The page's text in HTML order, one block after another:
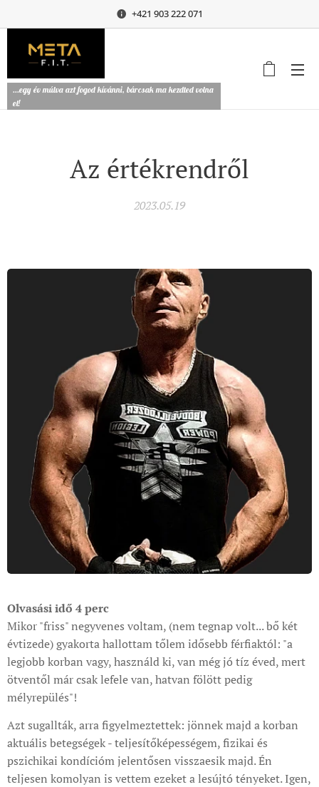
+421 903 222 071
...egy év múlva azt fogod kívánni, bárcsak ma kezdted volna
el!
Az értékrendről
2023.05.19
Olvasási idő 4 perc
Mikor "friss" negyvenes voltam, (nem tegnap volt... bő két
évtizede) gyakorta hallottam tőlem idősebb férfiaktól: "a
legjobb korban vagy, használd ki, van még jó tíz éved, mert
ötventől már csak lefele van, hatvan fölött pedig
mélyrepülés"!
Azt sugallták, arra figyelmeztettek: jönnek majd a korban
aktuális betegségek - teljesítőképességem, fizikai és
pszichikai kondícióm jelentősen visszaesik majd. Én
teljesen komolyan is vettem ezeket a lesújtó tényeket. Igen,